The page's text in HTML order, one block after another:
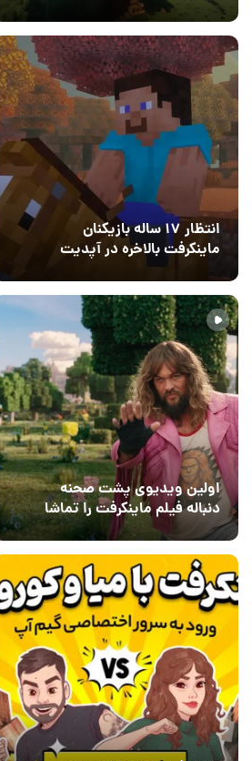
انتظار ۱۷ ساله بازیکنان
ماینکرفت بالاخره در آپدیت
جدید بازی به پایان رسید
اولین ویدیوی پشت صحنه
دنباله فیلم ماینکرفت را تماشا
کنید19 13 اسفند 1403